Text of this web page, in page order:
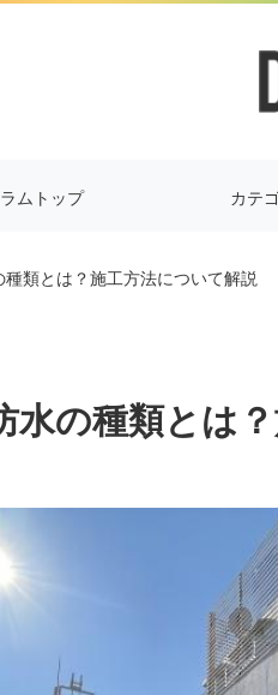
ムトップ カテ
種類とは？施工方法について解説
水の種類とは